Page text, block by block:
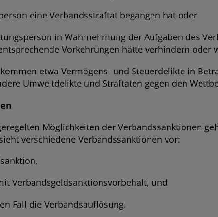
eine Verbandsstraftat begangen hat oder
in Wahrnehmung der Aufgaben des
Vorkehrungen hätte verhindern oder
etwa Vermögens- und Steuerdelikte in
Umweltdelikte und Straftaten gegen den
Möglichkeiten der Verbandssanktionen
verschiedene Verbandssanktionen vor:
und
die Verbandsauflösung.